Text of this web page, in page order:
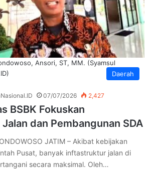
Daerah
Ansori, ST, MM. (Syamsul
07/07/2026 2,427
BSBK Fokuskan
dan Pembangunan SDA
JATIM – Akibat kebijakan
Pusat, banyak inftastruktur jalan di
secara maksimal. Oleh…